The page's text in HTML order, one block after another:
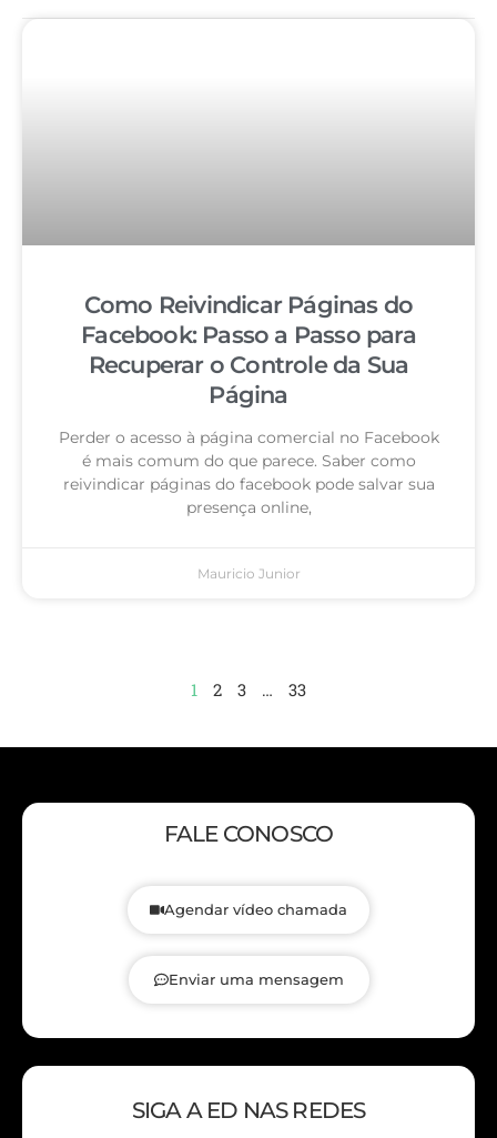
Como Reivindicar Páginas do
Facebook: Passo a Passo para
Recuperar o Controle da Sua
Página
Perder o acesso à página comercial no Facebook
é mais comum do que parece. Saber como
reivindicar páginas do facebook pode salvar sua
presença online,
Mauricio Junior
1 2 3 … 33
FALE CONOSCO
Agendar vídeo chamada
Enviar uma mensagem
SIGA A ED NAS REDES